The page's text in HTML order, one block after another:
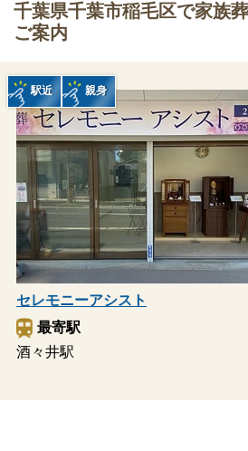
千葉県千葉市稲毛区で家族
ご案内
セレモニーアシスト
最寄駅
酒々井駅
駅近 親身